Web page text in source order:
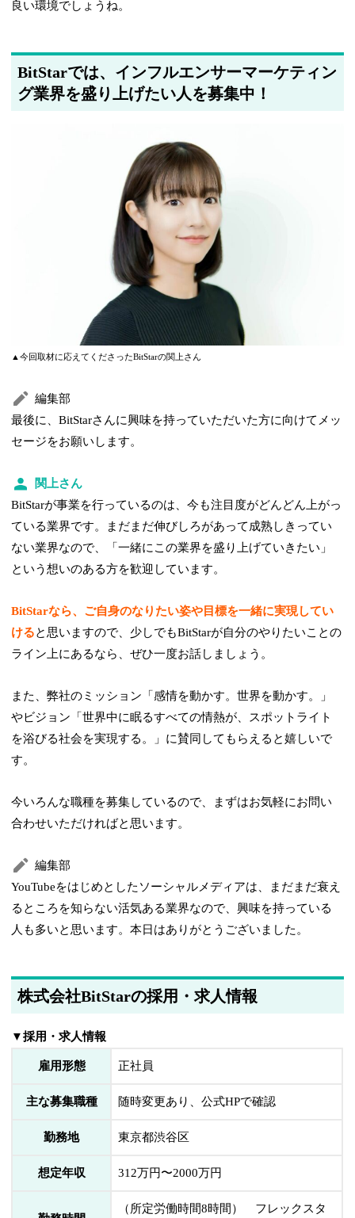
良い環境でしょうね。
BitStarでは、インフルエンサーマーケティン
グ業界を盛り上げたい人を募集中！
▲今回取材に応えてくださったBitStarの関上さん
編集部
最後に、BitStarさんに興味を持っていただいた方に向けてメッ
セージをお願いします。
関上さん
BitStarが事業を行っているのは、今も注目度がどんどん上がっ
ている業界です。まだまだ伸びしろがあって成熟しきってい
ない業界なので、「一緒にこの業界を盛り上げていきたい」
という想いのある方を歓迎しています。
BitStarなら、ご自身のなりたい姿や目標を一緒に実現してい
けると思いますので、少しでもBitStarが自分のやりたいことの
ライン上にあるなら、ぜひ一度お話しましょう。
また、弊社のミッション「感情を動かす。世界を動かす。」
やビジョン「世界中に眠るすべての情熱が、スポットライト
を浴びる社会を実現する。」に賛同してもらえると嬉しいで
す。
今いろんな職種を募集しているので、まずはお気軽にお問い
合わせいただければと思います。
編集部
YouTubeをはじめとしたソーシャルメディアは、まだまだ衰え
るところを知らない活気ある業界なので、興味を持っている
人も多いと思います。本日はありがとうございました。
株式会社BitStarの採用・求人情報
▼採用・求人情報
雇用形態 正社員
主な募集職種 随時変更あり、公式HPで確認
勤務地 東京都渋谷区
想定年収 312万円〜2000万円
（所定労働時間8時間） フレックスタ